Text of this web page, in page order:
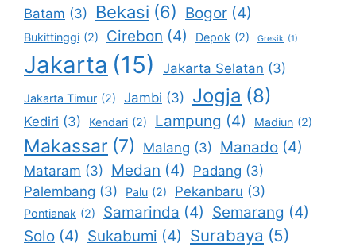
Batam (3) Bekasi (6) Bogor (4)
Bukittinggi (2) Cirebon (4) Depok (2) Gresik (1)
Jakarta (15) Jakarta Selatan (3)
Jakarta Timur (2) Jambi (3) Jogja (8)
Kediri (3) Kendari (2) Lampung (4) Madiun (2)
Makassar (7) Malang (3) Manado (4)
Mataram (3) Medan (4) Padang (3)
Palembang (3) Palu (2) Pekanbaru (3)
Pontianak (2) Samarinda (4) Semarang (4)
Solo (4) Sukabumi (4) Surabaya (5)